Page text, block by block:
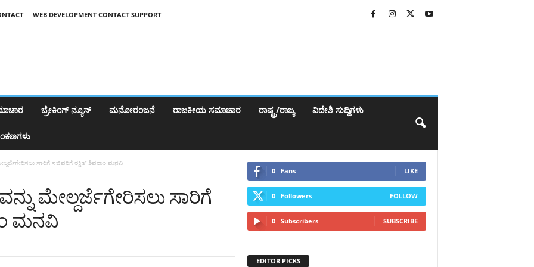
WEB DEVELOPMENT CONTACT SUPPORT
ಬ್ರೇಕಿಂಗ್‌ ನ್ಯೂಸ್ ಮನೋರಂಜನೆ ರಾಜಕೀಯ ಸಮಾಚಾರ ರಾಷ್ಟ್ರ/ರಾಜ್ಯ ವಿದೇಶಿ ಸುದ್ದಿಗಳು
ಸಾರಿಗೆ ಸಚಿವರಿಗೆ ರಕ್ಷಿತ್ ಶಿವರಾಂ ಮನವಿ
ಮೇಲ್ದರ್ಜೆಗೇರಿಸಲು ಸಾರಿಗೆ
ಮನವಿ
0 Fans LIKE
0 Followers FOLLOW
0 Subscribers SUBSCRIBE
EDITOR PICKS